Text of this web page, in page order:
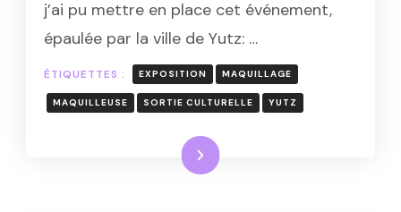
–
j’ai pu mettre en place cet événement,
épaulée par la ville de Yutz: …
ÉTIQUETTES : EXPOSITION MAQUILLAGE
MAQUILLEUSE SORTIE CULTURELLE YUTZ
Lire la suite